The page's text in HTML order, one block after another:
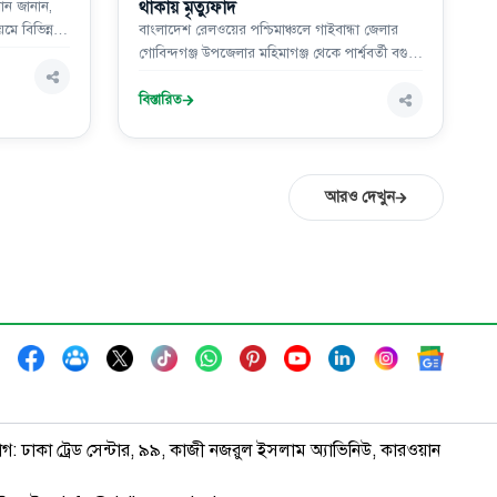
জানান,
বিভিন্ন
সকালে
থাকায় মৃত্যুফাঁদ
বাংলাদেশ রেলওয়ের পশ্চিমাঞ্চলে গাইবান্ধা জেলার
গোবিন্দগঞ্জ উপজেলার মহিমাগঞ্জ থেকে পার্শ্ববর্তী বগুড়া
কিলোমিটার রেলপথে ৬৪টি লেভেল ক্রসিংয়ের মধ্যে
বিস্তারিত
আরও দেখুন
ঢাকা ট্রেড সেন্টার, ৯৯, কাজী নজরুল ইসলাম অ্যাভিনিউ, কারওয়ান